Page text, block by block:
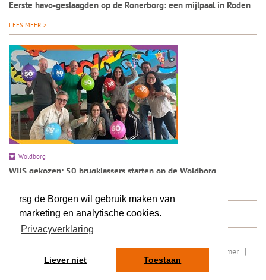
rsg de Borgen wil gebruik maken van
marketing en analytische cookies.
Privacyverklaring
Liever niet Toestaan
Eerste havo-geslaagden op de Ronerborg: een mijlpaal in Roden
LEES MEER >
Woldborg
WIJS gekozen: 50 brugklassers starten op de Woldborg
RSIN/ fiscaal nummer: 8077.87.000 | Sitemap | Disclaimer |
Contact